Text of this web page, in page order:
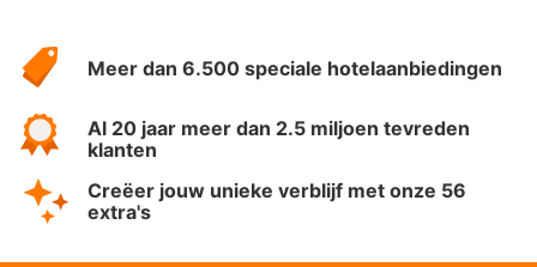
HotelSpecials
Meer dan 6.500 speciale hotelaanbiedingen
Al 20 jaar meer dan 2.5 miljoen tevreden
klanten
Creëer jouw unieke verblijf met onze 56
extra's